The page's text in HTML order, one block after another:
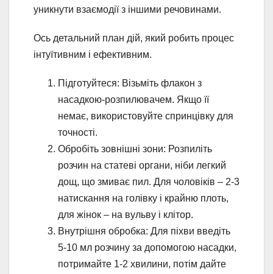
уникнути взаємодії з іншими речовинами.
Ось детальний план дій, який робить процес
інтуїтивним і ефективним.
Підготуйтеся: Візьміть флакон з
насадкою-розпилювачем. Якщо її
немає, використовуйте спринцівку для
точності.
Обробіть зовнішні зони: Розпиліть
розчин на статеві органи, ніби легкий
дощ, що змиває пил. Для чоловіків – 2-3
натискання на голівку і крайню плоть,
для жінок – на вульву і клітор.
Внутрішня обробка: Для піхви введіть
5-10 мл розчину за допомогою насадки,
потримайте 1-2 хвилини, потім дайте